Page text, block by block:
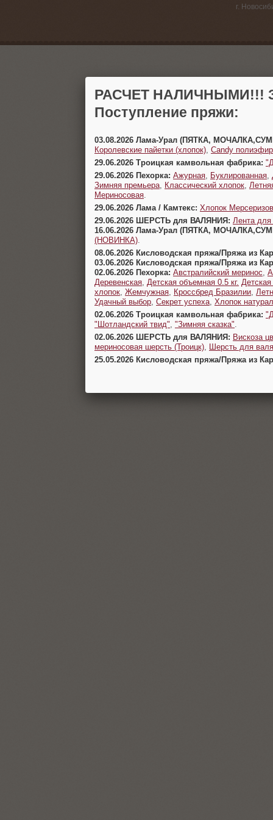
г.
РАСЧЕТ НАЛИЧНЫМИ!!!
Поступление пряжи:
03.08.2026 Лама-Урал (ПЯТКА,
Королевские пайетки (хлопок) Candy
29.06.2026 Троицкая камвольная фабрика:
29.06.2026 Пехорка: Ажурная Буклированная
Зимняя премьера
Классический хлопок
Мериносовая
29.06.2026 Лама / Камтекс: Хлопок
29.06.2026 ШЕРСТЬ для ВАЛЯНИЯ: Лента для
16.06.2026 Лама-Урал (ПЯТКА,
(НОВИНКА)
08.06.2026 Кисловодская пряжа/Пряжа из
03.06.2026 Кисловодская пряжа/Пряжа из
02.06.2026 Пехорка: Австралийский меринос
Деревенская Детская объемная 0.5 кг.
хлопок Жемчужная Кроссбред Бразилии
Удачный выбор Секрет успеха Хлопок
02.06.2026 Троицкая камвольная фабрика:
"Шотландский твид" "Зимняя сказка"
02.06.2026 ШЕРСТЬ для ВАЛЯНИЯ: Вискоза
мериносовая шерсть (Троицк)
Шерсть для
25.05.2026 Кисловодская пряжа/Пряжа из